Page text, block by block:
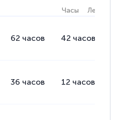
Часы Лекции
62 часов 42 часов
36 часов 12 часов